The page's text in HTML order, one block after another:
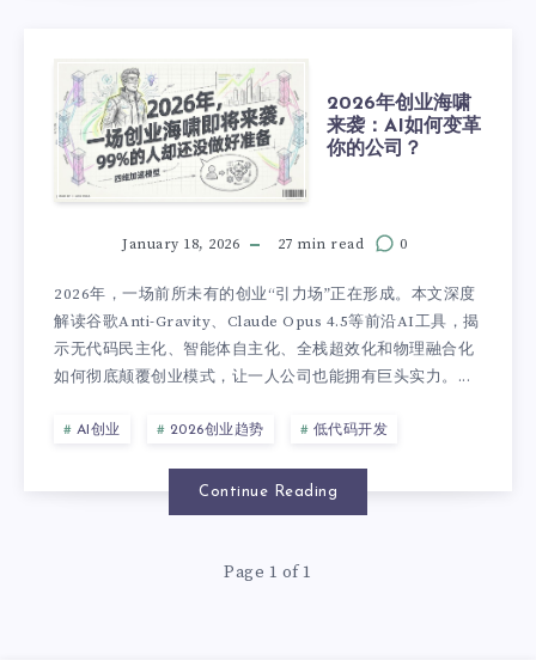
2026年创业海啸
来袭：AI如何变革
你的公司？
January 18, 2026 27 min read 0
2026年，一场前所未有的创业“引力场”正在形成。本文深度
解读谷歌Anti-Gravity、Claude Opus 4.5等前沿AI工具，揭
示无代码民主化、智能体自主化、全栈超效化和物理融合化
如何彻底颠覆创业模式，让一人公司也能拥有巨头实力。...
AI创业 2026创业趋势 低代码开发
Continue Reading
Page 1 of 1